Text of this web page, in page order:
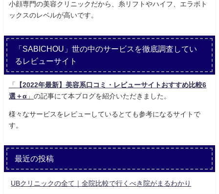
小顔専門の美容クリニックだから、糸リフトやハイフ、エラボト
ックスのレベルが高いです。
「SABICHOU」世の中のサービスを徹底調査してい
るレビューサイト
「
【2022年最新】美容系口コミ・レビューサイトおすすめ比較6
選＋α 」 の記事にて本ブログを紹介いただきました。
様々なサービスをレビューしているとても参考になるサイトで
す。
最近の投稿
UBクリニックの全て｜全院比較で行くべき院がまるわかり